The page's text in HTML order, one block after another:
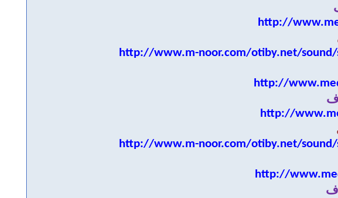
http://
http://www.m-noor.com/otiby.net/
http://
http://
http://www.m-noor.com/otiby.net/
http://